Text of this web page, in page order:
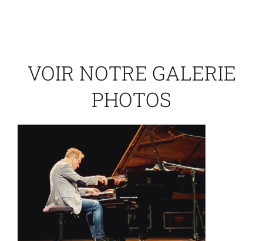
VOIR NOTRE GALERIE
PHOTOS